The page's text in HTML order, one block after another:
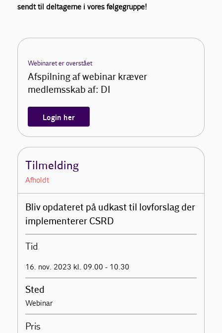
sendt til deltagerne i vores følgegruppe!
Webinaret er overstået
Afspilning af webinar kræver
medlemsskab af: DI
Login her
Tilmelding
Afholdt
Bliv opdateret på udkast til lovforslag der
implementerer CSRD
Tid
16. nov. 2023 kl. 09.00 - 10.30
Sted
Webinar
Pris